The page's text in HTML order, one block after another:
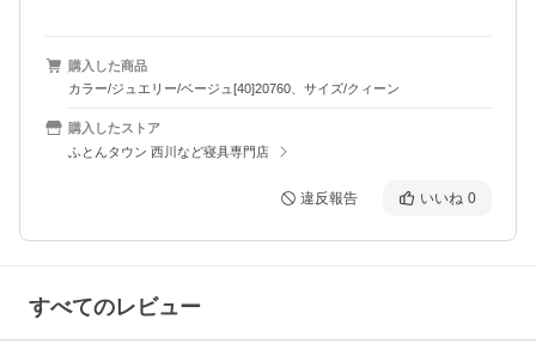
購入した商品
カラー/ジュエリー/ベージュ[40]20760、サイズ/クィーン
購入したストア
ふとんタウン 西川など寝具専門店
違反報告 いいね 0
すべてのレビュー